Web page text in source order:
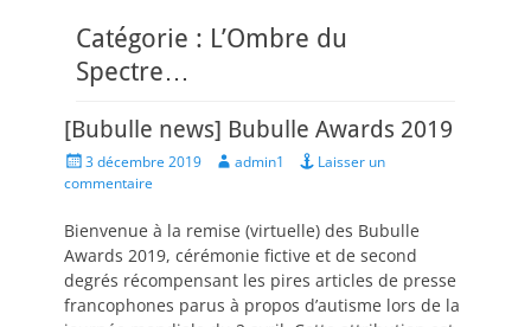
Catégorie : L’Ombre du
Spectre…
[Bubulle news] Bubulle Awards 2019
Posted
on
3 décembre 2019 Author
admin1
Laisser un
commentaire
Bienvenue à la remise (virtuelle) des Bubulle
Awards 2019, cérémonie fictive et de second
degrés récompensant les pires articles de presse
francophones parus à propos d’autisme lors de la